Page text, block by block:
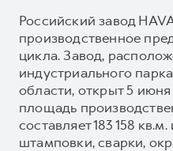
Российский завод
производственное
цикла. Завод,
индустриального
области, открыт 5 июня
площадь
составляет 183 158
штамповки, сварки,